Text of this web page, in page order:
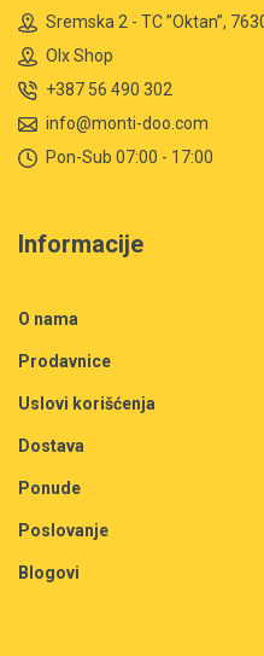
Sremska 2 - TC ”Oktan”,
Olx Shop
+387 56 490 302
info@monti-doo.com
Pon-Sub 07:00 - 17:00
Informacije
O nama
Prodavnice
Uslovi korišćenja
Dostava
Ponude
Poslovanje
Blogovi